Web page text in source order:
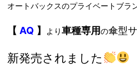
オートバックスのプライベートブラ
【 AQ 】 より 車種専用の傘型
新発売されました